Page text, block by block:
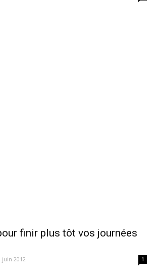
finir plus tôt vos journées
juin 2012 1